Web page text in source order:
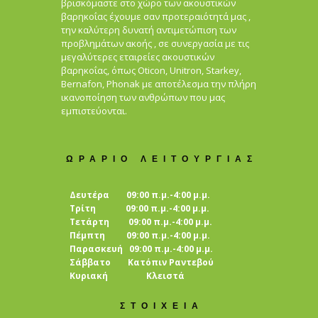
βρισκόμαστε στο χώρο των ακουστικών
βαρηκοΐας έχουμε σαν προτεραιότητά μας ,
την καλύτερη δυνατή αντιμετώπιση των
προβλημάτων ακοής , σε συνεργασία με τις
μεγαλύτερες εταιρείες ακουστικών
βαρηκοΐας, όπως Oticon, Unitron, Starkey,
Bernafon, Phonak με αποτέλεσμα την πλήρη
ικανοποίηση των ανθρώπων που μας
εμπιστεύονται.
ΩΡΑΡΙΟ ΛΕΙΤΟΥΡΓΙΑΣ
Δευτέρα 09:00 π.μ.-4:00 μ.μ.
Τρίτη 09:00 π.μ.-4:00 μ.μ.
Τετάρτη 09:00 π.μ.-4:00 μ.μ.
Πέμπτη 09:00 π.μ.-4:00 μ.μ.
Παρασκευή 09:00 π.μ.-4:00 μ.μ.
Σάββατο Κατόπιν Ραντεβού
Κυριακή Κλειστά
ΣΤΟΙΧΕΙΑ